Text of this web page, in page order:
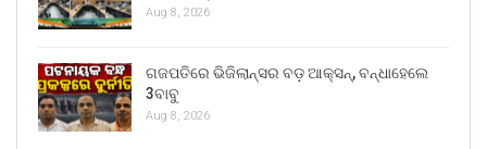
Aug 8, 2026
ଗଜପତିରେ ଭିଜିଲାନ୍ସର ବଡ଼ ଆକ୍ସନ୍, ବନ୍ଧାହେଲେ
3ବାବୁ
Aug 8, 2026